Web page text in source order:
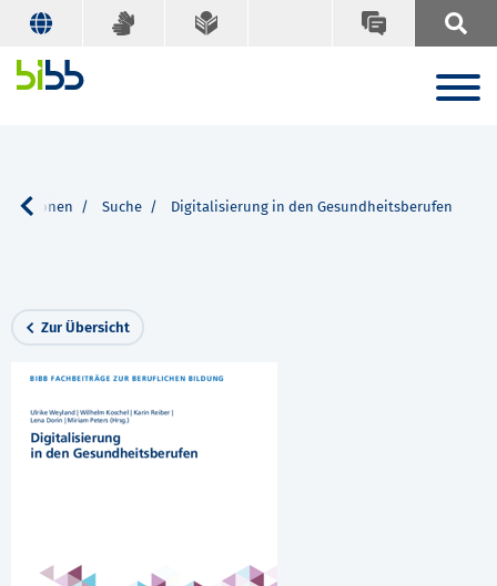
Suche Digitalisierung in den Gesundheitsberufen
Zur Übersicht